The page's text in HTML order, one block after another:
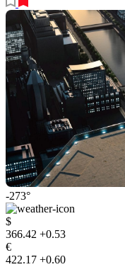
-273°
$
366.42 +0.53
€
422.17 +0.60